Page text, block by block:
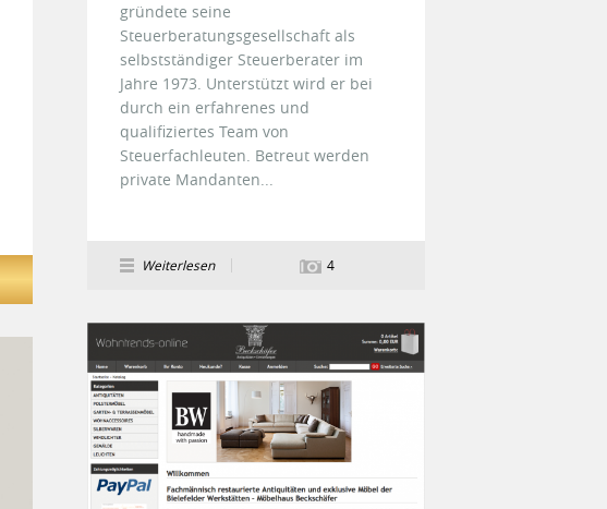
gründete seine
Steuerberatungsgesellschaft als
selbstständiger Steuerberater im
Jahre 1973. Unterstützt wird er bei
durch ein erfahrenes und
qualifiziertes Team von
Steuerfachleuten. Betreut werden
private Mandanten...
Weiterlesen 4